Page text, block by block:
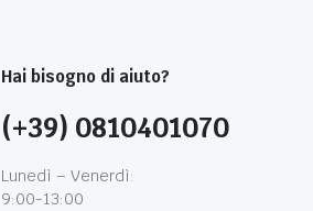
Hai bisogno di aiuto?
(+39) 0810401070
Lunedì – Venerdì:
9:00-13:00